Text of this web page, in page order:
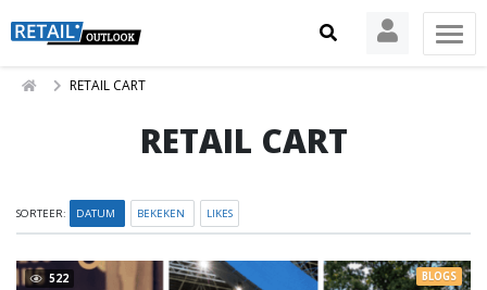
RETAIL CART
RETAIL CART
SORTEER: DATUM BEKEKEN LIKES
522 BLOGS